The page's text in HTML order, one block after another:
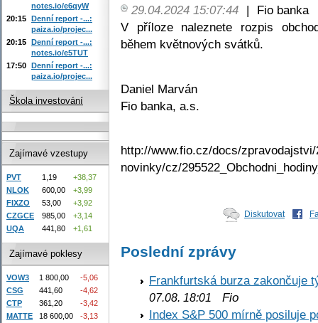
29.04.2024 15:07:44 |
Fio banka
V příloze naleznete rozpis
během květnových svátků.
Daniel Marván
Fio banka, a.s.
http://www.fio.cz/docs/
novinky/cz/
Diskutovat
Poslední zprávy
Frankfurtská burza zakončuje
07.08. 18:01
Fio
Index S&P 500 mírně posiluje
notes.io/e6qyW
20:15 Denní report -...:
paiza.io/projec...
20:15 Denní report -...:
notes.io/e5TUT
17:50 Denní report -...:
paiza.io/projec...
Škola investování
Zajímavé vzestupy
PVT 1,19
+38,37
NLOK
600,00
+3,99
FIXZO
53,00
+3,92
CZGCE
985,00
+3,14
UQA
441,80 +1,61
Zajímavé poklesy
VOW3 1 800,00
-5,06
CSG
441,60
-4,62
CTP
361,20
-3,42
MATTE
18 600,00
-3,13